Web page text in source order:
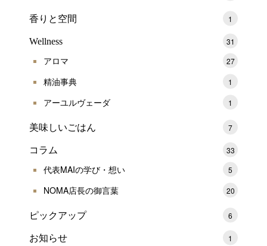
香りと空間 1
Wellness 31
アロマ 27
精油事典 1
アーユルヴェーダ 1
美味しいごはん 7
コラム 33
代表MAIの学び・想い 5
NOMA店長の御言葉 20
ピックアップ 6
お知らせ 1